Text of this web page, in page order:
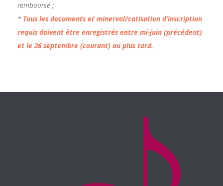
remboursé ;
* Tous les documents et minerval/cotisation d’inscription
requis doivent être enregistrés entre mi-juin (précédent)
et le 26 septembre (courant) au plus tard.